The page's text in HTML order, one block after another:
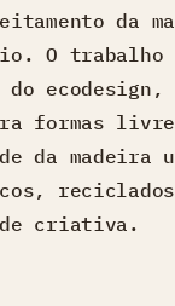
da
O trabalho
ecodesign,
formas
da madeira
criativa.